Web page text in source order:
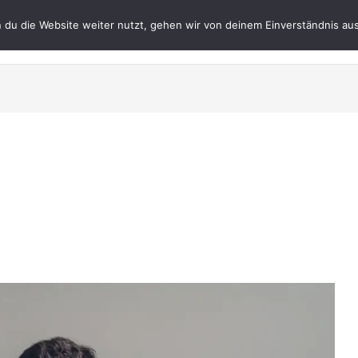
Datenschutz
du die Website weiter nutzt, gehen wir von deinem Einverständnis